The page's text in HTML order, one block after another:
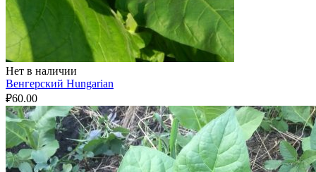
Нет в наличии
Венгерский Hungarian
₽60.00